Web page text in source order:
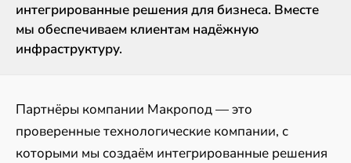
интегрированные решения для бизнеса. Вместе
мы обеспечиваем клиентам надёжную
инфраструктуру.
Партнёры компании Макропод — это
проверенные технологические компании, с
которыми мы создаём интегрированные решения